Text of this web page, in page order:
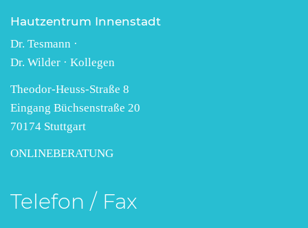
Hautzentrum Innenstadt
Dr. Tesmann ·
Dr. Wilder · Kollegen
Theodor-Heuss-Straße 8
Eingang Büchsenstraße 20
70174 Stuttgart
ONLINEBERATUNG
Telefon / Fax